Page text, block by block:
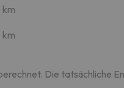
km
Die tatsächliche